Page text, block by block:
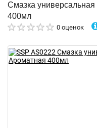
Смазка
400мл
0 оценок